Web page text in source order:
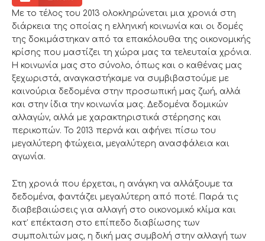
Με το τέλος του 2013 ολοκληρώνεται μια χρονιά στη
διάρκεια της οποίας η ελληνική κοινωνία και οι δομές
της δοκιμάστηκαν από τα επακόλουθα της οικονομικής
κρίσης που μαστίζει τη χώρα μας τα τελευταία χρόνια.
Η κοινωνία μας στο σύνολο, όπως και ο καθένας μας
ξεχωριστά, αναγκαστήκαμε να συμβιβαστούμε με
καινούρια δεδομένα στην προσωπική μας ζωή, αλλά
και στην ίδια την κοινωνία μας. Δεδομένα δομικών
αλλαγών, αλλά με χαρακτηριστικά στέρησης και
περικοπών. Το 2013 περνά και αφήνει πίσω του
μεγαλύτερη φτώχεια, μεγαλύτερη ανασφάλεια και
αγωνία.
Στη χρονιά που έρχεται, η ανάγκη να αλλάξουμε τα
δεδομένα, φαντάζει μεγαλύτερη από ποτέ. Παρά τις
διαβεβαιώσεις για αλλαγή στο οικονομικό κλίμα και
κατ’ επέκταση στο επίπεδο διαβίωσης των
συμπολιτών μας, η δική μας συμβολή στην αλλαγή των